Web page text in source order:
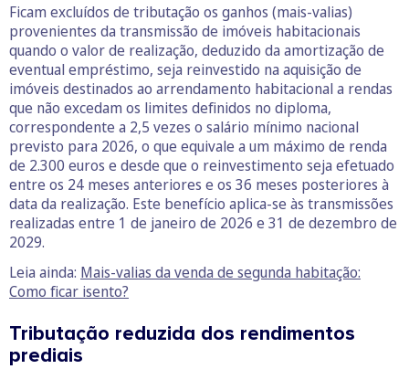
Ficam excluídos de tributação os ganhos (mais-valias)
provenientes da transmissão de imóveis habitacionais
quando o valor de realização, deduzido da amortização de
eventual empréstimo, seja reinvestido na aquisição de
imóveis destinados ao arrendamento habitacional a rendas
que não excedam os limites definidos no diploma,
correspondente a 2,5 vezes o salário mínimo nacional
previsto para 2026, o que equivale a um máximo de renda
de 2.300 euros e desde que o reinvestimento seja efetuado
entre os 24 meses anteriores e os 36 meses posteriores à
data da realização. Este benefício aplica-se às transmissões
realizadas entre 1 de janeiro de 2026 e 31 de dezembro de
2029.
Leia ainda: Mais-valias da venda de segunda habitação:
Como ficar isento?
Tributação reduzida dos rendimentos
prediais